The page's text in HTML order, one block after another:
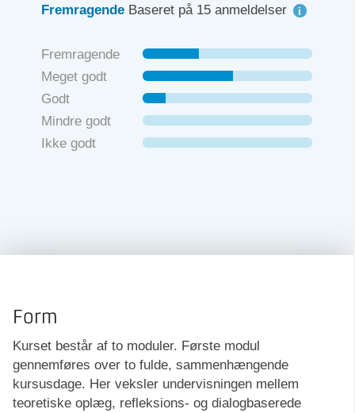
Fremragende Baseret på 15 anmeldelser
Fremragende
Meget godt
Godt
Mindre godt
Ikke godt
Form
Kurset består af to moduler. Første modul
gennemføres over to fulde, sammenhængende
kursusdage. Her veksler undervisningen mellem
teoretiske oplæg, refleksions- og dialogbaserede